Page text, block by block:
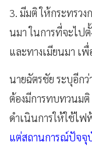
3. มีมติ ให้กระทรวง
นมา ในการที่จะไป
และทางเมียนมา เพื่
นายฉัตรชัย ระบุอีกว่
ต้องมีการทบทวนม
ดำเนินการให้ใช้ไ
แต่สถานการณ์ปัจจุ